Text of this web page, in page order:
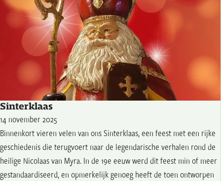
Sinterklaas
14 november 2025
Binnenkort vieren velen van ons Sinterklaas, een feest met een rijke
geschiedenis die terugvoert naar de legendarische verhalen rond de
heilige Nicolaas van Myra. In de 19e eeuw werd dit feest min of meer
gestandaardiseerd, en opmerkelijk genoeg heeft de toen ontworpen